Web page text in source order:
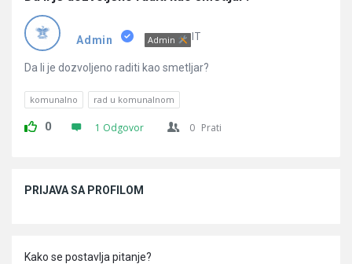
Latest
Pitanja
Admin Admin IT
Da li je dozvoljeno raditi kao smetljar?
komunalno rad u komunalnom
0 1 Odgovor 0 Prati
PRIJAVA SA PROFILOM
Kako se postavlja pitanje?